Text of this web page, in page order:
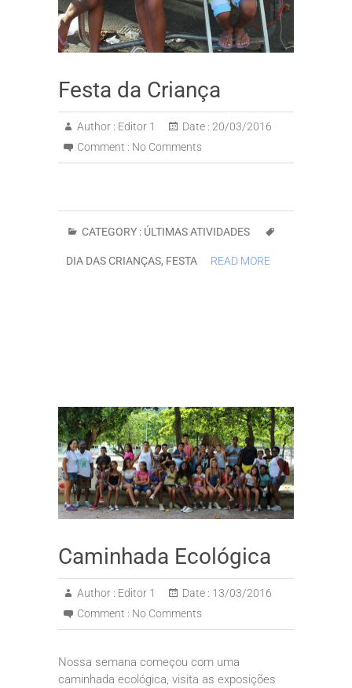
Festa da Criança
Author : Editor 1 Date : 20/03/2016
Comment : No Comments
CATEGORY : ÚLTIMAS ATIVIDADES
DIA DAS CRIANÇAS, FESTA READ MORE
Caminhada Ecológica
Author : Editor 1 Date : 13/03/2016
Comment : No Comments
Nossa semana começou com uma
caminhada ecológica, visita as exposições